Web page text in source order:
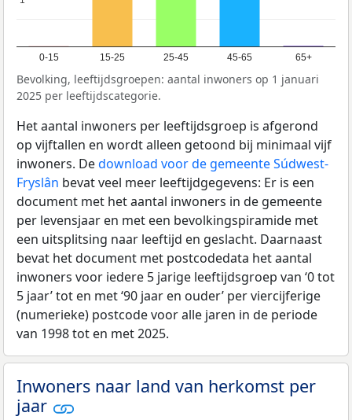
0-15 15-25 25-45 45-65 65+
Bevolking, leeftijdsgroepen: aantal inwoners op 1 januari
2025 per leeftijdscategorie.
Het aantal inwoners per leeftijdsgroep is afgerond
op vijftallen en wordt alleen getoond bij minimaal vijf
inwoners. Dedownload voor de gemeente Súdwest-
Fryslân bevat veel meer leeftijdgegevens: Er is een
document met het aantal inwoners in de gemeente
per levensjaar en met een bevolkingspiramide met
een uitsplitsing naar leeftijd en geslacht. Daarnaast
bevat het document met postcodedata het aantal
inwoners voor iedere 5 jarige leeftijdsgroep van ‘0 tot
5 jaar’ tot en met ‘90 jaar en ouder’ per viercijferige
(numerieke) postcode voor alle jaren in de periode
van 1998 tot en met 2025.
Inwoners naar land van herkomst per
jaar